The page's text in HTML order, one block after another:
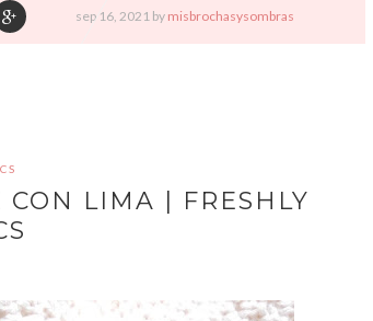
sep 16, 2021 by misbrochasysombras
LIMA | FRESHLY